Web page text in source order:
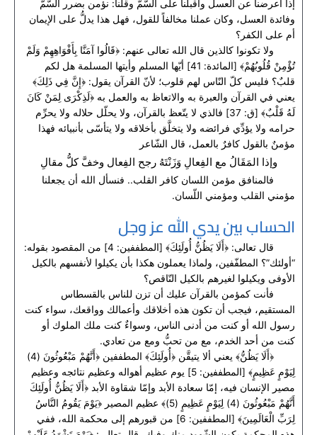
إذا أعرضنا عن العسل وأقبلنا على السّمّ وقلنا: نؤمن بضرر السّمّ
وفائدة العسل، وكان عملنا مخالفاً للقول، فهل هذا يدلُّ على الإيمان
أم على الكفر؟
ولا تكونوا كالذين قال الله تعالى عنهم: ﴿قَالُوا آمَنَّا بِأَفْوَاهِهِمْ وَلَمْ
تُؤْمِنْ قُلُوبُهُمْ﴾ [المائدة: 41] أيّها المسلم وأيتها المسلمة هل لكم
قلبٌ؟ فليس كلّ النّاس لهم قلوب؛ لأنّ القرآن يقول: ﴿إِنَّ فِي ذَلِكَ﴾
يعني في القرآن والعبرة به والاتعاظ به والعمل به ﴿لَذِكْرَى لِمَنْ كَانَ
لَهُ قَلْبٌ﴾ [ق: 37] فالذي لا يتّعظ بالقرآن، ولا يحلّل حلاله ولا يحرِّم
حرامه ولا يؤدِّي فرائضه ولا يتخلَّق بأخلاقه ولا يتأسّى بأنبيائه فهذا
مؤمنٌ بالقول كافرٌ بالعمل، قال الشّاعر
وإذا المَقَالُ مع الفِعالِ وَزَنْتَهُ رجح الفِعال وخفَّ كلُّ مقالِ
فالمنافق مؤمن اللسان كافر القلب.. فنسأل الله أن يجعلنا
مؤمني القلب ومؤمني اللّسان.
الحساب بين يدي الله عز وجل
قال تعالى: ﴿أَلَا يَظُنُّ أُولَئِكَ﴾ [المطففين: 4] من المقصود بقوله:
“أولئك”؟ المطفّفين، ولماذا يعملون هكذا بأن يكيلوا لأنفسهم بالكيل
الأوفى ويكيلوا لغيرهم بالكيل النّاقص؟
فأنت كمؤمن بالقرآن عليك أن تزن للناس بالقسطاس
المستقيم، فيجب أن تكون هذه أخلاقك وأعمالك وواقعك، سواء كنت
رسول الله أو كنت من أدنى الناس، وسواءٌ كنت ملك الملوك أو
كنت من أحد الخدم، مع من تحبُّ ومع من تعادي.
﴿أَلَا يَظُنُّ﴾ يعني ألا يتيقَّن ﴿أُولَئِكَ﴾ المطففين ﴿أَنَّهُمْ مَبْعُوثُونَ (4)
لِيَوْمٍ عَظِيمٍ﴾ [المطففين: 5] يوم عظيم أهواله وعظيم نتائجه وعظيم
مصير الإنسان فيه، إمّا سعادة الأبد وإمّا شقاوة الأبد ﴿أَلَا يَظُنُّ أُولَئِكَ
أَنَّهُمْ مَبْعُوثُونَ (4) لِيَوْمٍ عَظِيمٍ (5)﴾ عظيم المصير ﴿يَوْمَ يَقُومُ النَّاسُ
لِرَبِّ الْعَالَمِينَ﴾ [المطففين: 6] من قبورهم إلى محكمة الله، ففي